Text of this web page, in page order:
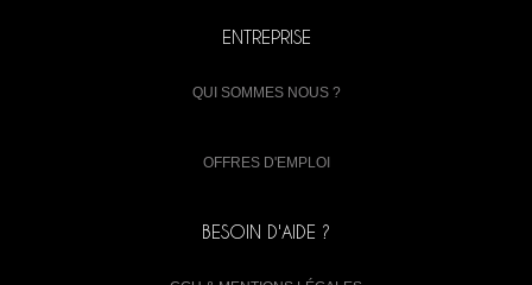
ENTREPRISE
QUI SOMMES NOUS ?
OFFRES D'EMPLOI
BESOIN D'AIDE ?